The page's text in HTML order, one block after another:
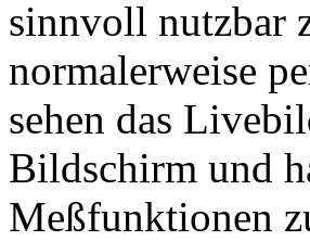
sinnvoll nutzbar
normalerweise
sehen das
Bildschirm und
Meßfunktionen